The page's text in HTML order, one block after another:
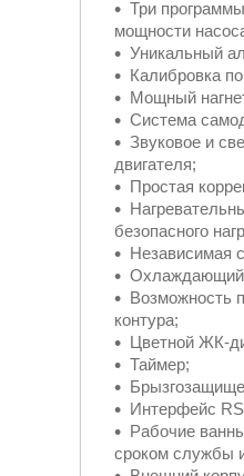
Три
мощности
Уникальный
Калибровка
Мощный
Система
Звуковое и
двигателя;
Простая
безопасного
Независимая
Охлаждающий
Возможность
контура;
Цветной ЖК-
Таймер;
Интерфейс
Рабочие
сроком службы